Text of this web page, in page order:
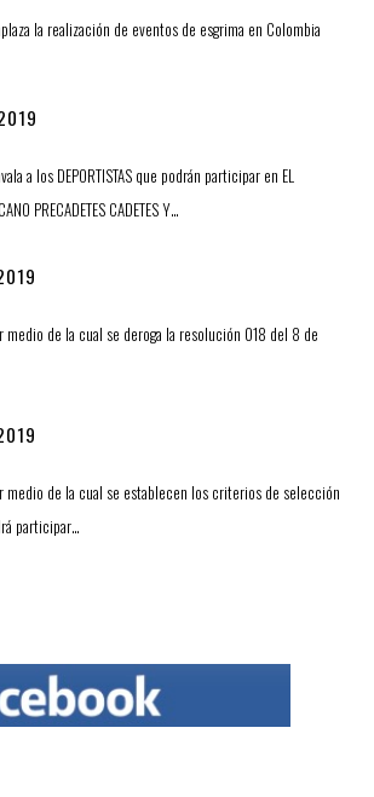
la realización de eventos de esgrima en Colombia
a los DEPORTISTAS que podrán participar en EL
PRECADETES CADETES Y…
de la cual se deroga la resolución 018 del 8 de
medio de la cual se establecen los criterios de selección
participar…